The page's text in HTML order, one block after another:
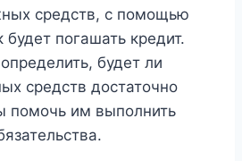
средств, с помощью
погашать кредит.
будет ли
средств достаточно
помочь им выполнить